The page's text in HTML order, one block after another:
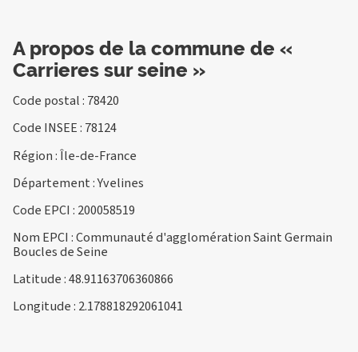
A propos de la commune de «
Carrieres sur seine »
Code postal : 78420
Code INSEE : 78124
Région : Île-de-France
Département : Yvelines
Code EPCI : 200058519
Nom EPCI : Communauté d'agglomération Saint Germain
Boucles de Seine
Latitude : 48.91163706360866
Longitude : 2.178818292061041